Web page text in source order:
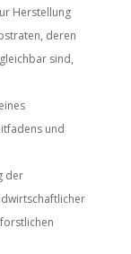
Herstellung
deren
sind,
und
der